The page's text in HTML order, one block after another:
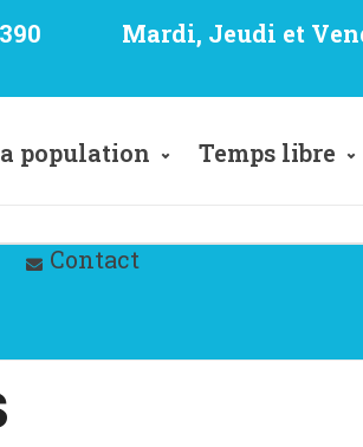
Mardi, Jeudi et
population Temps libre
Contact